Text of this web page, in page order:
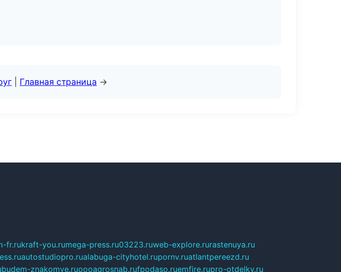
Главная страница →
fr.rukraft-you.rumega-press.ru03223.ruweb-explore.rurastenuya.ru
autostudiopro.rualabuga-cityhotel.rupornv.ruatlantpereezd.ru
budem-znakomye.ruoooagrosnab.rufpodaso.ruemfire.rupro-otdelky.ru